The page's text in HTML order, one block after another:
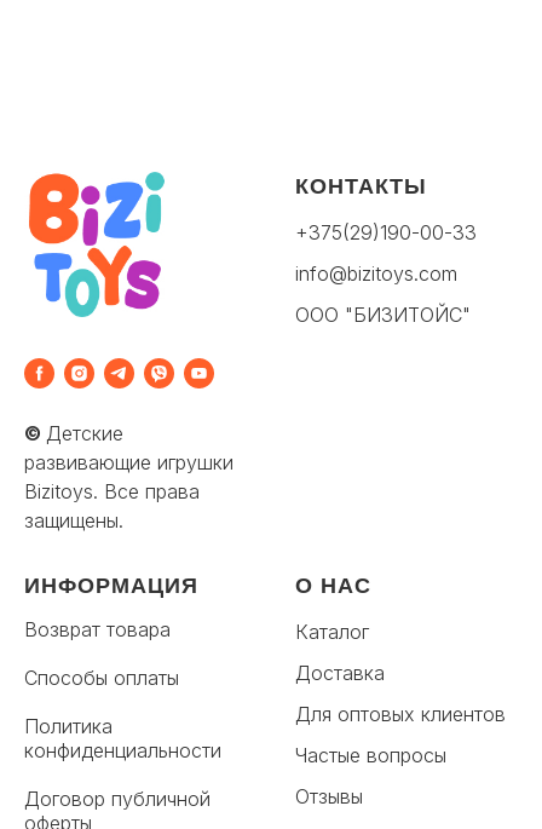
© Детские
развивающие игрушки
Bizitoys. Все права
защищены.
КОНТАКТЫ
+375(29)190-00-33
info@bizitoys.com
ООО "БИЗИТОЙС"
ИНФОРМАЦИЯ
Возврат товара
Способы оплаты
Политика
конфиденциальности
Договор публичной
оферты
О НАС
Каталог
Доставка
Для оптовых клиентов
Частые вопросы
Отзывы